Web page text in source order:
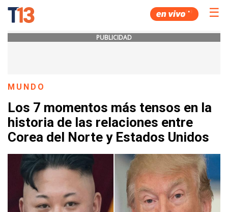
☰
PUBLICIDAD
MUNDO
Los 7 momentos más tensos en la
historia de las relaciones entre
Corea del Norte y Estados Unidos